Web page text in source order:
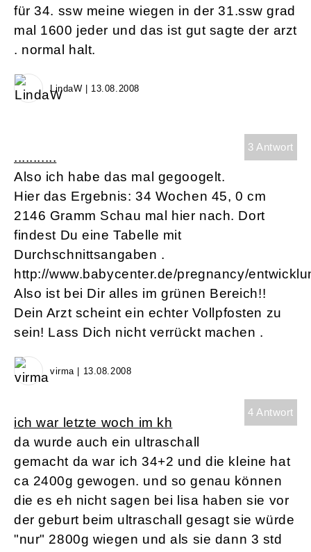
für 34. ssw meine wiegen in der 31.ssw grad
mal 1600 jeder und das ist gut sagte der arzt
. normal halt.
LindaW | 13.08.2008
3 Antwort
...........
Also ich habe das mal gegoogelt.
Hier das Ergebnis: 34 Wochen 45, 0 cm
2146 Gramm Schau mal hier nach. Dort
findest Du eine Tabelle mit
Durchschnittsangaben .
http://www.babycenter.de/pregnancy/
Also ist bei Dir alles im grünen Bereich!!
Dein Arzt scheint ein echter Vollpfosten zu
sein! Lass Dich nicht verrückt machen .
virma | 13.08.2008
4 Antwort
ich war letzte woch im kh
da wurde auch ein ultraschall
gemacht da war ich 34+2 und die kleine hat
ca 2400g gewogen. und so genau können
die es eh nicht sagen bei lisa haben sie vor
der geburt beim ultraschall gesagt sie würde
"nur" 2800g wiegen und als sie dann 3 std